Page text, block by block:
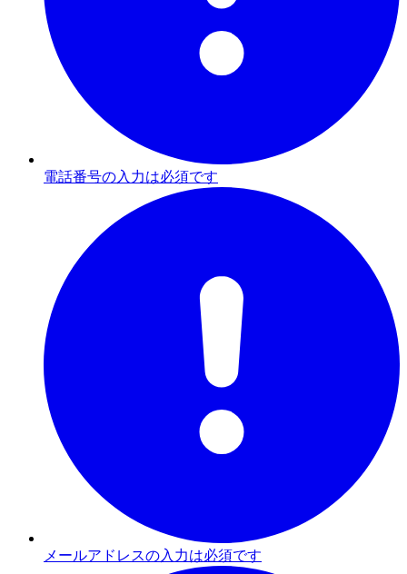
電話番号の入力は必須です
メールアドレスの入力は必須です